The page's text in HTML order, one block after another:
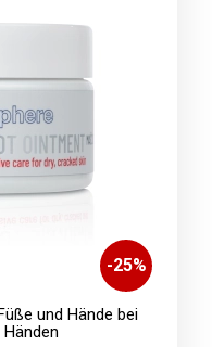
-25%
und Hände bei